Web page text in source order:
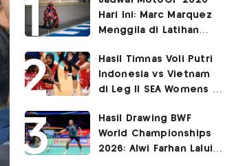
Hari Ini: Marc Marquez
Menggila di Latihan
Hasil Timnas Voli Putri
Indonesia vs Vietnam
di Leg II SEA Womens V
Garuda Pertiwi Menang
3-2
Hasil Drawing BWF
World Championships
2026: Alwi Farhan Lalui